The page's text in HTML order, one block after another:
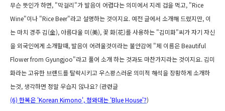
무슨 뜻인가 하면, "막걸리"가 발음이 어렵다는 의미에서 지레 겁을 먹고, "Rice
Wine"이나 "Rice Beer"라고 설명하는 것이지요. 예전 글에서 소개해 드렸지만, 이
는 마치 경주 김(金), 아름다울 미(美), 꽃 화(花)를 사용하는 "김미화"씨가 자기 자신
을 외국인에게 소개할때, 발음이 어려울것이라는 불안감에 "제 이름은 Beautiful
Flower from Gyungjoo"라고 풀어 소개 하는 것과도 마찬가지라는 것이지요. 김미
화라는 고유한 브랜드를 탈락시키고 우스꽝스러운 의미적 해석을 장황하게 소개하
는것, 생각하면 정말 우습지 않나요? (관련글
(6) 한복은 'Korean Kimono', 청와대는 'Blue House'?)